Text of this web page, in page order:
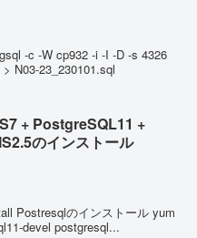
N03-23_230101.sql
+ PostgreSQL11 +
のインストール
devel postgresql...